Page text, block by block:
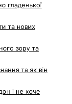
гладенької
та нових
зору та
та як він
і не хоче